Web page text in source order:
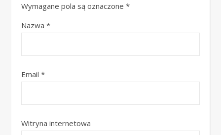
Wymagane pola są oznaczone *
Nazwa *
Email *
Witryna internetowa